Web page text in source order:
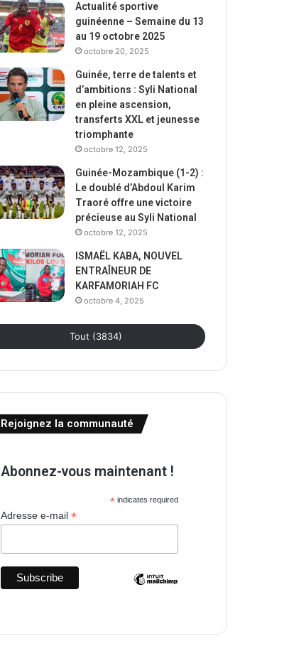
Actualité sportive
guinéenne – Semaine du 13
au 19 octobre 2025
octobre 20, 2025
Guinée, terre de talents et
d’ambitions : Syli National
en pleine ascension,
transferts XXL et jeunesse
triomphante
octobre 12, 2025
Guinée-Mozambique (1-2) :
Le doublé d’Abdoul Karim
Traoré offre une victoire
précieuse au Syli National
octobre 12, 2025
ISMAËL KABA, NOUVEL
ENTRAÎNEUR DE
KARFAMORIAH FC
octobre 4, 2025
Tout (3834)
Rejoignez la communauté
Abonnez-vous maintenant !
*indicates required
Adresse e-mail*